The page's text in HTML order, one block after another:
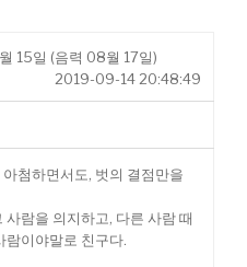
15일 (음력 08월 17일)
2019-09-14 20:48:49
첨하면서도, 벗의 결점만을
람을 의지하고, 다른 사람 때
이야말로 친구다.